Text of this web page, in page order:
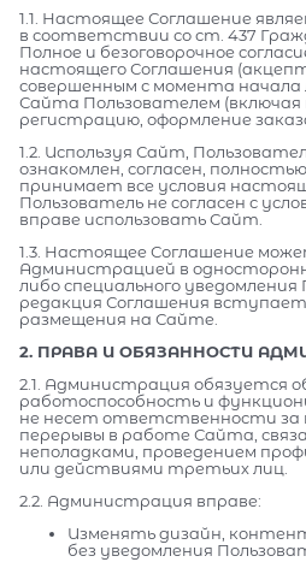
1.1. Настоящее Соглашение
в соответствии со ст. 437
Полное и безоговорочное
настоящего Соглашения
совершенным с момента начала
Сайта Пользователем
регистрацию, оформление
1.2. Используя Сайт,
ознакомлен, согласен,
принимает все условия
Пользователь не согласен с
вправе использовать Сайт.
1.3. Настоящее Соглашение
Администрацией в
либо специального
редакция Соглашения
размещения на Сайте.
2. ПРАВА И ОБЯЗАННОСТИ
2.1. Администрация обязуется
работоспособность и
не несет ответственности за
перерывы в работе Сайта,
неполадками, проведением
или действиями третьих лиц.
2.2. Администрация вправе:
Изменять дизайн,
без уведомления